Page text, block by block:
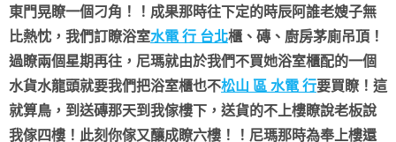
東門晃瞭一個刁角！！成果那時往下定的時辰阿誰老嫂子無
比熱忱，我們訂瞭浴室水電 行 台北櫃、磚、廚房茅廁吊頂！
過瞭兩個星期再往，尼瑪就由於我們不買她浴室櫃配的一個
水貨水龍頭就要我們把浴室櫃也不松山 區 水電 行要買瞭！這
就算鳥，到送磚那天到我傢樓下，送貨的不上樓瞭說老板說
我傢四樓！此刻你傢又釀成瞭六樓！！尼瑪那時為奉上樓還